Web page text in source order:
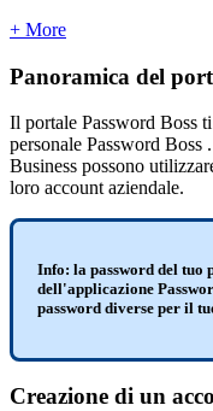
+ More
Panoramica del
Il portale Password Boss ti
personale Password Boss .
Business possono
loro account aziendale.
Info: la password del tuo
dell'applicazione
password diverse per il
Creazione di un